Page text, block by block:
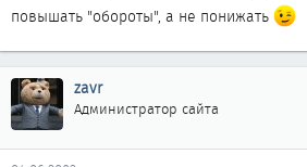
комфортабельный машин.
повышать "обороты", а не понижать
zavr
Администратор сайта